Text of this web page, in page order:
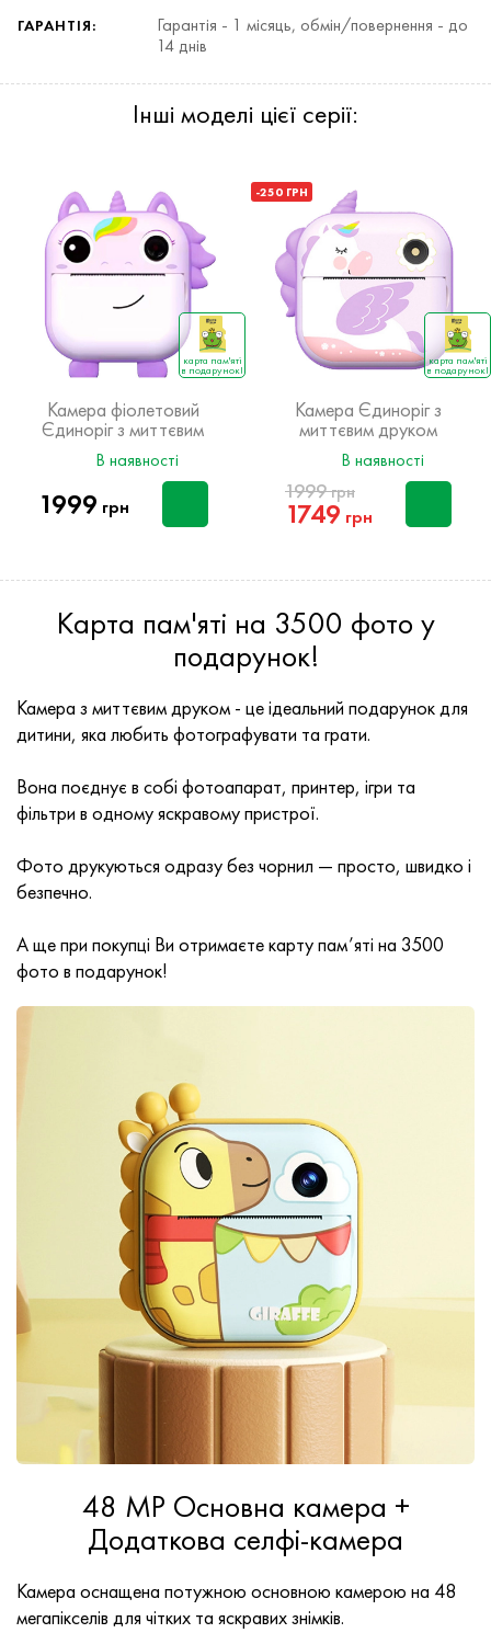
ГАРАНТІЯ:
Гарантія - 1 місяць, обмін/повернення - до
14 днів
Інші моделі цієї серії:
карта пам'яті
в подарунок!
Камера фіолетовий
Єдиноріг з миттєвим
друком
В наявності
1999 грн
-250 ГРН
карта пам'яті
в подарунок!
Камера Єдиноріг з
миттєвим друком
В наявності
1999грн
1749 грн
Карта пам'яті на 3500 фото у
подарунок!
Камера з миттєвим друком - це ідеальний подарунок для
дитини, яка любить фотографувати та грати.
Вона поєднує в собі фотоапарат, принтер, ігри та
фільтри в одному яскравому пристрої.
Фото друкуються одразу без чорнил — просто, швидко і
безпечно.
А ще при покупці Ви отримаєте карту пам’яті на 3500
фото в подарунок!
48 MP Основна камера +
Додаткова селфі-камера
Камера оснащена потужною основною камерою на 48
мегапікселів для чітких та яскравих знімків.